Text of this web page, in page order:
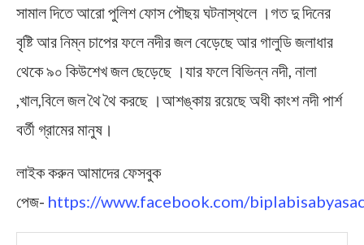
সামাল দিতে আরো পুলিশ ফোস পৌছয় ঘটনাস্থলে ।গত দু দিনের
বৃষ্টি আর নিম্ন চাপের ফলে নদীর জল বেড়েছে আর গালুডি জলাধার
থেকে ৯০ কিউশেখ জল ছেড়েছে ।যার ফলে বিভিন্ন নদী, নালা
,খাল,বিলে জল থৈ থৈ করছে ।আশঙ্কায় রয়েছে অধী কাংশ নদী পার্শ
বর্তী গ্রামের মানুষ।
লাইক করুন আমাদের ফেসবুক
পেজ- https://www.facebook.com/